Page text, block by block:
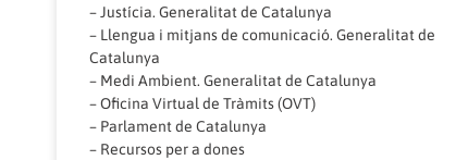
– Justícia. Generalitat de Catalunya
– Llengua i mitjans de comunicació. Generalitat de
Catalunya
– Medi Ambient. Generalitat de Catalunya
–Oficina Virtual de Tràmits (OVT)
– Parlament de Catalunya
– Recursos per a dones